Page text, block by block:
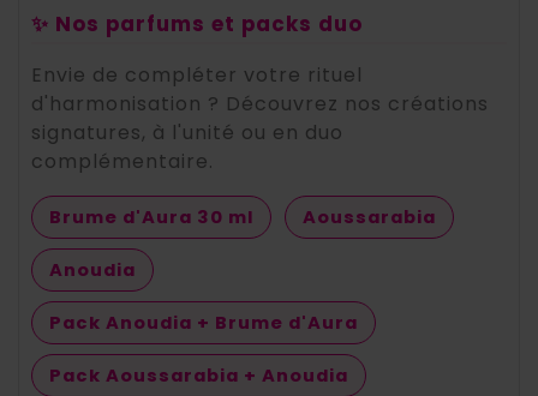
✨ Nos parfums et packs duo
Envie de compléter votre rituel
d'harmonisation ? Découvrez nos créations
signatures, à l'unité ou en duo
complémentaire.
Brume d'Aura 30 ml Aoussarabia
Anoudia
Pack Anoudia + Brume d'Aura
Pack Aoussarabia + Anoudia